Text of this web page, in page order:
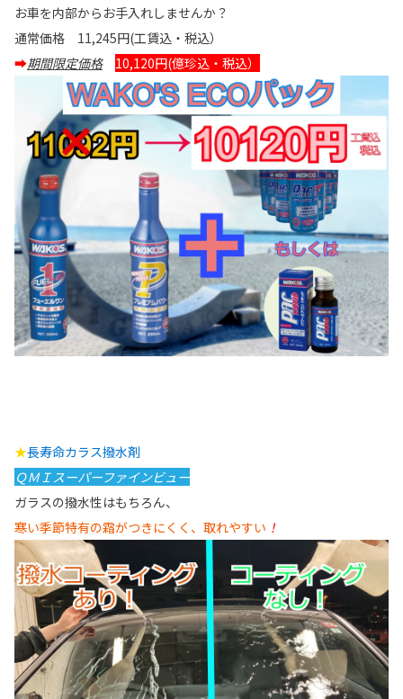
お車を内部からお手入れしませんか？
通常価格 11,245円(工賃込・税込）
➡期間限定価格 10,120円(億珍込・税込）
★長寿命カラス撥水剤
ＱＭＩスーパーファインビュー
ガラスの撥水性はもちろん、
寒い季節特有の霜がつきにくく、取れやすい ！